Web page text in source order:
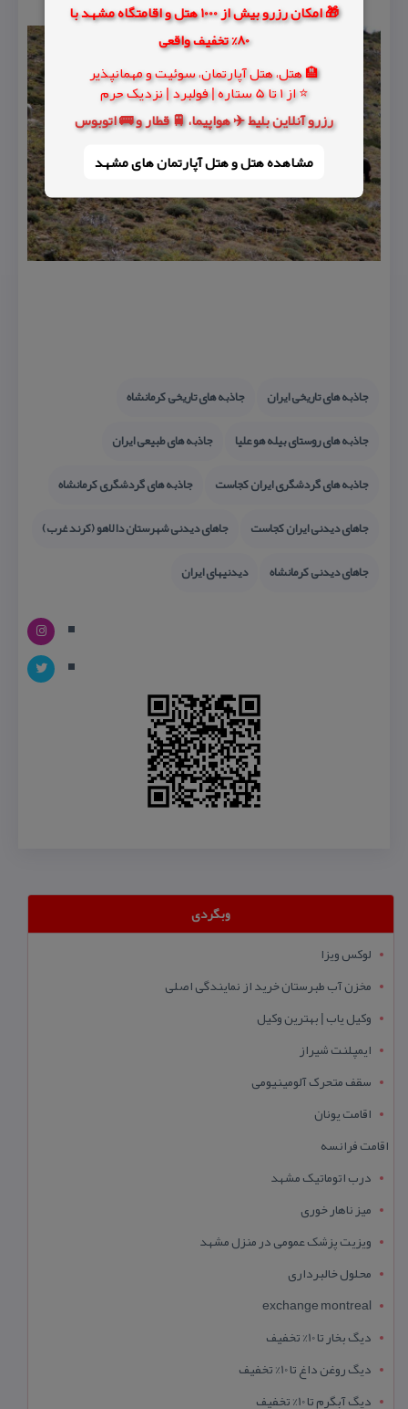
🎁 امکان رزرو بیش از 1000 هتل و اقامتگاه مشهد با
80% تخفیف واقعی
🏨 هتل، هتل آپارتمان، سوئیت و مهمانپذیر
⭐ از 1 تا 5 ستاره | فولبرد | نزدیک حرم
رزرو آنلاین بلیط ✈️ هواپیما، 🚆 قطار و 🚌 اتوبوس
مشاهده هتل و هتل‌ آپارتمان های مشهد
جاذبه های تاریخی ایران
جاذبه های تاریخی كرمانشاه
جاذبه های روستای بیله هو علیا
جاذبه های طبیعی ایران
جاذبه های گردشگری ایران كجاست
جاذبه های گردشگری كرمانشاه
جاهای دیدنی ایران كجاست
جاهای دیدنی شهرستان دالاهو (كرند غرب)
جاهای دیدنی كرمانشاه
دیدنیهای ایران
وبگردی
لوکس ویزا
مخزن آب طبرستان خرید از نمایندگی اصلی
وکیل یاب | بهترین وکیل
ایمپلنت شیراز
سقف متحرک آلومینیومی
اقامت یونان
اقامت فرانسه
درب اتوماتیک مشهد
میز ناهار خوری
ویزیت پزشک عمومی در منزل مشهد
محلول خالبرداری
exchange montreal
دیگ بخار تا 10% تخفیف
دیگ روغن داغ تا 10% تخفیف
دیگ آبگرم تا 10% تخفیف